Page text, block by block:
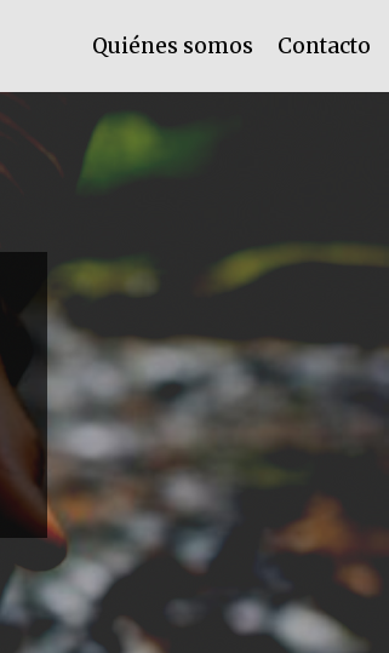
Quiénes somos Contacto